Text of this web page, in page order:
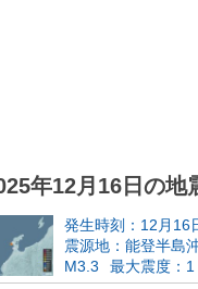
年12月16日の地
発生時刻：12月16
震源地：能登半島
M3.3
最大震度：1